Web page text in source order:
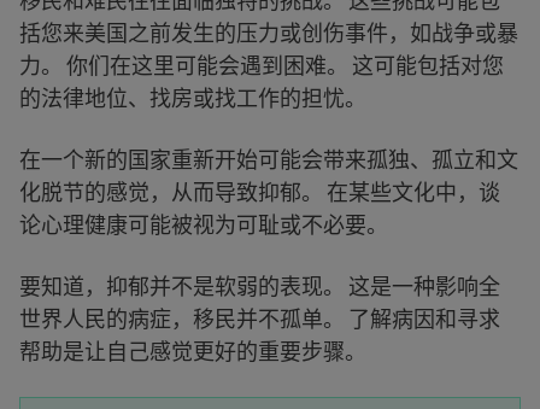
括您来美国之前发生的压力或创伤事件，如战争或暴
力。 你们在这里可能会遇到困难。 这可能包括对您
的法律地位、找房或找工作的担忧。
在一个新的国家重新开始可能会带来孤独、孤立和文
化脱节的感觉，从而导致抑郁。 在某些文化中，谈
论心理健康可能被视为可耻或不必要。
要知道，抑郁并不是软弱的表现。 这是一种影响全
世界人民的病症，移民并不孤单。 了解病因和寻求
帮助是让自己感觉更好的重要步骤。